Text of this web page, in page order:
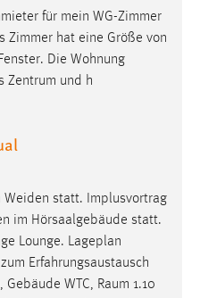
für mein WG-Zimmer
Zimmer hat eine Größe von
Die Wohnung
Zentrum und h
Weiden statt. Implusvortrag
im Hörsaalgebäude statt.
Lounge. Lageplan
Erfahrungsaustausch
, Gebäude WTC, Raum 1.10
anonym.
uns zu verstehen, wie
nutzen.